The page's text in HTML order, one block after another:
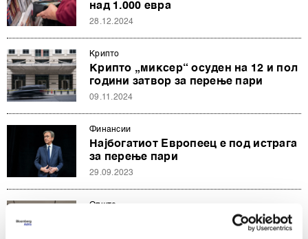
над 1.000 евра
28.12.2024
Крипто
Крипто „миксер“ осуден на 12 и пол
години затвор за перење пари
09.11.2024
Финансии
Најбогатиот Европеец е под истрага
за перење пари
29.09.2023
Општо
Тежок случај на перење пари во
Сингапур, запленет имот од 736